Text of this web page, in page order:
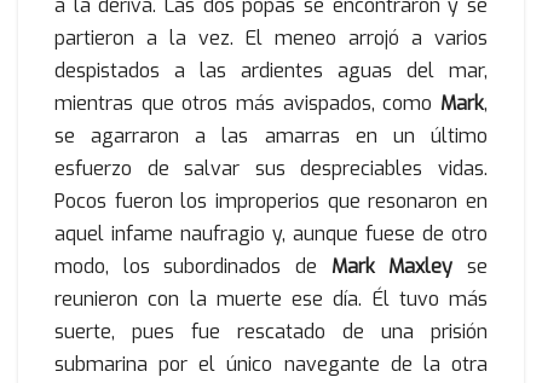
a la deriva. Las dos popas se encontraron y se
partieron a la vez. El meneo arrojó a varios
despistados a las ardientes aguas del mar,
mientras que otros más avispados, como Mark,
se agarraron a las amarras en un último
esfuerzo de salvar sus despreciables vidas.
Pocos fueron los improperios que resonaron en
aquel infame naufragio y, aunque fuese de otro
modo, los subordinados de Mark Maxley se
reunieron con la muerte ese día. Él tuvo más
suerte, pues fue rescatado de una prisión
submarina por el único navegante de la otra